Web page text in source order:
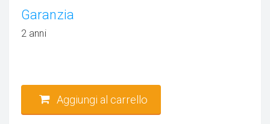
Garanzia
2 anni
Aggiungi al carrello